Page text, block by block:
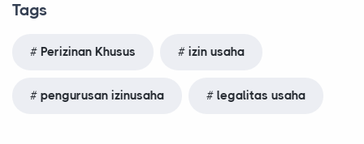
Tags
Perizinan Khusus izin usaha
pengurusan izinusaha legalitas usaha